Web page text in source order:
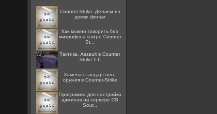
Counter-Strike: Делаем из
демки фильм
Как можно говорить без
микрофона в игре Counter
St...
Тактика. Assault в Counter
Strike 1.6
Замена стандартного
оружия в Counter-Strike
Программа для настройки
админов на сервере CS
Sour...